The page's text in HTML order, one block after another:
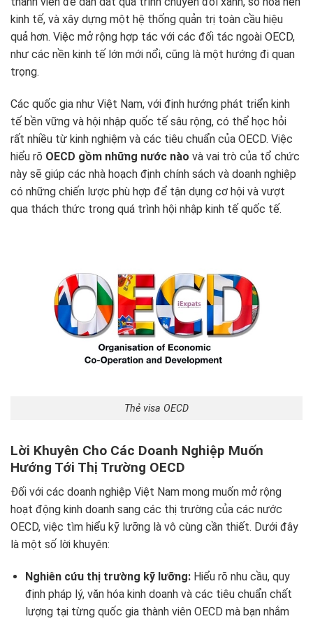
kinh tế, và xây dựng một hệ thống quản trị toàn cầu hiệu
quả hơn. Việc mở rộng hợp tác với các đối tác ngoài OECD,
như các nền kinh tế lớn mới nổi, cũng là một hướng đi quan
trọng.
Các quốc gia như Việt Nam, với định hướng phát triển kinh
tế bền vững và hội nhập quốc tế sâu rộng, có thể học hỏi
rất nhiều từ kinh nghiệm và các tiêu chuẩn của OECD. Việc
hiểu rõ OECD gồm những nước nào và vai trò của tổ chức
này sẽ giúp các nhà hoạch định chính sách và doanh nghiệp
có những chiến lược phù hợp để tận dụng cơ hội và vượt
qua thách thức trong quá trình hội nhập kinh tế quốc tế.
Thẻ visa OECD
Lời Khuyên Cho Các Doanh Nghiệp Muốn
Hướng Tới Thị Trường OECD
Đối với các doanh nghiệp Việt Nam mong muốn mở rộng
hoạt động kinh doanh sang các thị trường của các nước
OECD, việc tìm hiểu kỹ lưỡng là vô cùng cần thiết. Dưới đây
là một số lời khuyên:
Nghiên cứu thị trường kỹ lưỡng:Hiểu rõ nhu cầu, quy
định pháp lý, văn hóa kinh doanh và các tiêu chuẩn chất
lượng tại từng quốc gia thành viên OECD mà bạn nhắm